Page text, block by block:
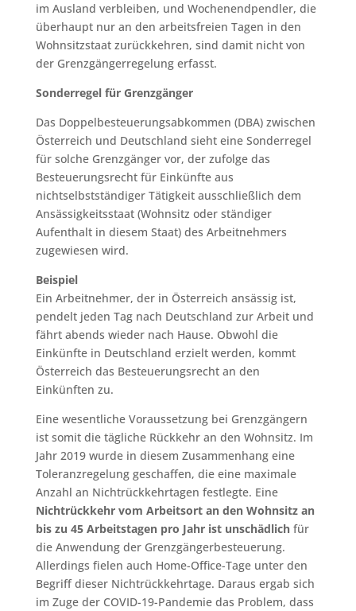
im Ausland verbleiben, und Wochenendpendler, die
überhaupt nur an den arbeitsfreien Tagen in den
Wohnsitzstaat zurückkehren, sind damit nicht von
der Grenzgängerregelung erfasst.
Sonderregel für Grenzgänger
Das Doppelbesteuerungsabkommen (DBA) zwischen
Österreich und Deutschland sieht eine Sonderregel
für solche Grenzgänger vor, der zufolge das
Besteuerungsrecht für Einkünfte aus
nichtselbstständiger Tätigkeit ausschließlich dem
Ansässigkeitsstaat (Wohnsitz oder ständiger
Aufenthalt in diesem Staat) des Arbeitnehmers
zugewiesen wird.
Beispiel
Ein Arbeitnehmer, der in Österreich ansässig ist,
pendelt jeden Tag nach Deutschland zur Arbeit und
fährt abends wieder nach Hause. Obwohl die
Einkünfte in Deutschland erzielt werden, kommt
Österreich das Besteuerungsrecht an den
Einkünften zu.
Eine wesentliche Voraussetzung bei Grenzgängern
ist somit die tägliche Rückkehr an den Wohnsitz. Im
Jahr 2019 wurde in diesem Zusammenhang eine
Toleranzregelung geschaffen, die eine maximale
Anzahl an Nichtrückkehrtagen festlegte. Eine
Nichtrückkehr vom Arbeitsort an den Wohnsitz an
bis zu 45 Arbeitstagen pro Jahr ist unschädlichfür
die Anwendung der Grenzgängerbesteuerung.
Allerdings fielen auch Home-Office-Tage unter den
Begriff dieser Nichtrückkehrtage. Daraus ergab sich
im Zuge der COVID-19-Pandemie das Problem, dass